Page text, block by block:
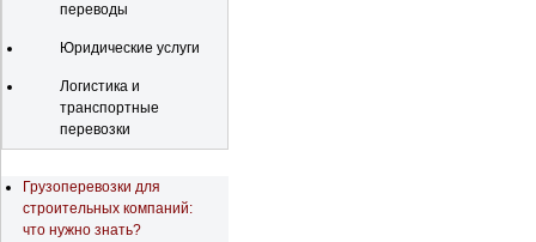
переводы
Юридические услуги
Логистика и
транспортные
перевозки
Грузоперевозки для
строительных компаний:
что нужно знать?